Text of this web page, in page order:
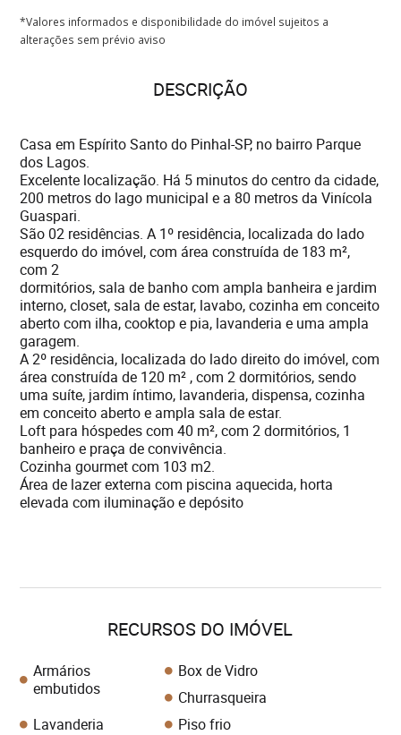
*Valores informados e disponibilidade do imóvel sujeitos a
alterações sem prévio aviso
DESCRIÇÃO
Casa em Espírito Santo do Pinhal-SP, no bairro Parque
dos Lagos.
Excelente localização. Há 5 minutos do centro da cidade,
200 metros do lago municipal e a 80 metros da Vinícola
Guaspari.
São 02 residências. A 1º residência, localizada do lado
esquerdo do imóvel, com área construída de 183 m²,
com 2
dormitórios, sala de banho com ampla banheira e jardim
interno, closet, sala de estar, lavabo, cozinha em conceito
aberto com ilha, cooktop e pia, lavanderia e uma ampla
garagem.
A 2º residência, localizada do lado direito do imóvel, com
área construída de 120 m² , com 2 dormitórios, sendo
uma suíte, jardim íntimo, lavanderia, dispensa, cozinha
em conceito aberto e ampla sala de estar.
Loft para hóspedes com 40 m², com 2 dormitórios, 1
banheiro e praça de convivência.
Cozinha gourmet com 103 m2.
Área de lazer externa com piscina aquecida, horta
elevada com iluminação e depósito
RECURSOS DO IMÓVEL
Armários
embutidos
Box de Vidro
Churrasqueira
Lavanderia
Piso frio